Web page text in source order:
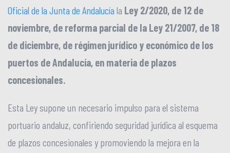
Oficial de la Junta de Andalucía la Ley 2/2020, de 12 de
noviembre, de reforma parcial de la Ley 21/2007, de 18
de diciembre, de régimen jurídico y económico de los
puertos de Andalucía, en materia de plazos
concesionales.
Esta Ley supone un necesario impulso para el sistema
portuario andaluz, confiriendo seguridad jurídica al esquema
de plazos concesionales y promoviendo la mejora en la